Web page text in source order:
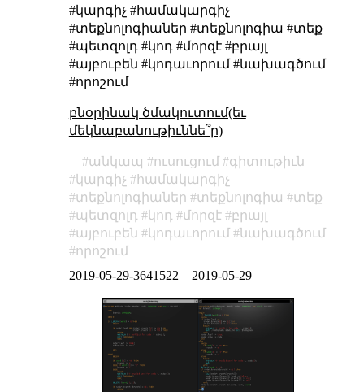
#կարգիչ #համակարգիչ
#տեքնոլոգիաներ #տեքնոլոգիա #տեք
#պետզոլդ #կոդ #մորզէ #բրայլ
#այբուբեն #կոդաւորում #նախագծում
#որոշում
բնօրինակ ծմակուտում(եւ
մեկնաբանութիւննե՞ր)
անկապ ուսուցում
գիտութիւն
կարգիչ
համակարգիչ
տեքնոլոգիաներ
տեքնոլոգիա
տեք
պետզոլդ
կոդ մորզէ
բրայլ
այբուբեն
կոդաւորում
նախագծում
որոշում
2019-05-29-3641522 – 2019-05-29